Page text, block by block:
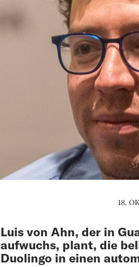
18.
Luis von Ahn, der in
aufwuchs, plant, die
Duolingo in einen